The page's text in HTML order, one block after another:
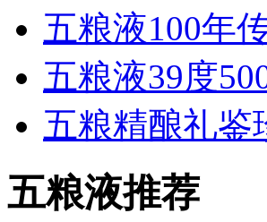
五粮液100年
五粮液39度
五粮精酿礼鉴
五粮液推荐